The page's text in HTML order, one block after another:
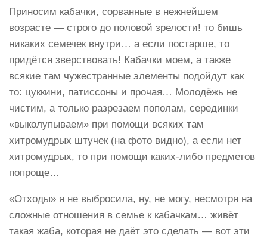
Приносим кабачки, сорванные в нежнейшем
возрасте — строго до половой зрелости! то бишь
никаких семечек внутри… а если постарше, то
придётся зверствовать! Кабачки моем, а также
всякие там чужестранные элементы подойдут как
то: цуккини, патиссоны и прочая… Молодёжь не
чистим, а только разрезаем пополам, серединки
«выколупываем» при помощи всяких там
хитромудрых штучек (на фото видно), а если нет
хитромудрых, то при помощи каких-либо предметов
попроще…
«Отходы» я не выбросила, ну, не могу, несмотря на
сложные отношения в семье к кабачкам… живёт
такая жаба, которая не даёт это сделать — вот эти